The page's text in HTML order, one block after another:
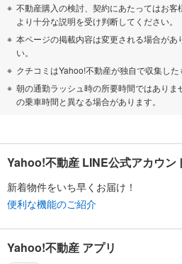
不動産購入の検討、契約にあたってはお
より十分な説明を受け判断してください。
本ページの掲載内容は変更される場合があ
い。
クチコミはYahoo!不動産が独自で収集した
朝の通勤ラッシュ時の所要時間ではあり
の乗車時間と異なる場合があります。
Yahoo!不動産 LINE公式アカウン
新着物件をいち早くお届け！
便利な機能のご紹介
Yahoo!不動産 アプリ